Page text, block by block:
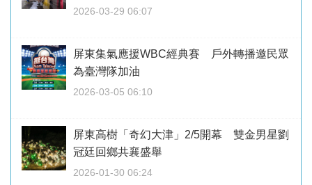
2026-03-29 06:07
屏東集氣應援WBC經典賽 戶外轉播邀民眾
為臺灣隊加油
2026-03-05 06:10
屏東高樹「奇幻大津」2/5開幕 雙金男星劉
冠廷回鄉共襄盛舉
2026-01-30 06:24